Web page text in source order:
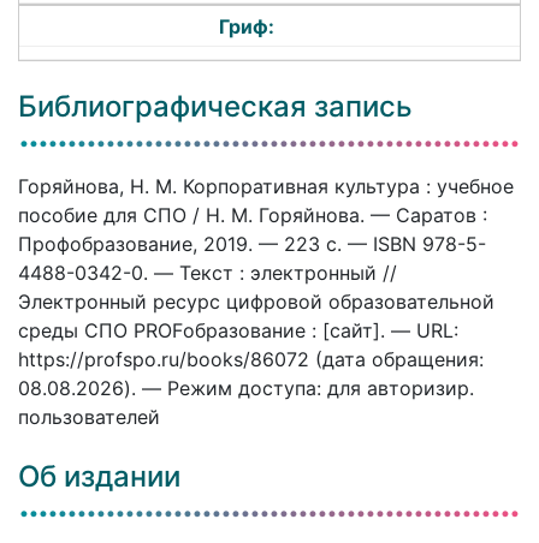
Гриф:
Библиографическая запись
Горяйнова, Н. М. Корпоративная культура : учебное
пособие для СПО / Н. М. Горяйнова. — Саратов :
Профобразование, 2019. — 223 c. — ISBN 978-5-
4488-0342-0. — Текст : электронный //
Электронный ресурс цифровой образовательной
среды СПО PROFобразование : [сайт]. — URL:
https://profspo.ru/books/86072 (дата обращения:
08.08.2026). — Режим доступа: для авторизир.
пользователей
Об издании